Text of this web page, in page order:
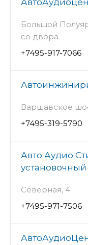
Большой
со двора
+7495-917-7066
Варшавское
+7495-319-5790
Авто Аудио
Северная, 4
+7495-971-7506